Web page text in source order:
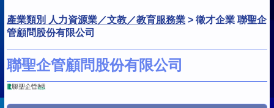
產業類別 人力資源業／文教／教育服務業 >徵才企業 聯聖企
管顧問股份有限公司
聯聖企管顧問股份有限公司